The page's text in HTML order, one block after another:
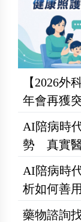
【2026
年會再獲
AI陪病時
勢 真實
AI陪病時
析如何善
藥物諮詢